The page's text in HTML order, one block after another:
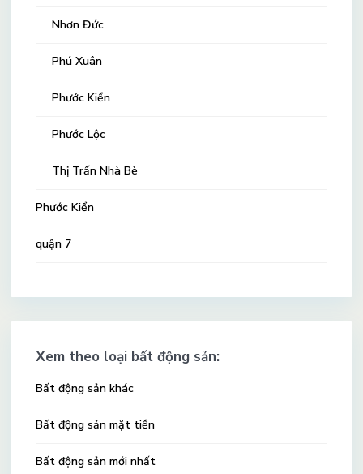
Nhơn Đức
Phú Xuân
Phước Kiển
Phước Lộc
Thị Trấn Nhà Bè
Phước Kiển
quận 7
Xem theo loại bất động sản:
Bất động sản khác
Bất động sản mặt tiền
Bất động sản mới nhất